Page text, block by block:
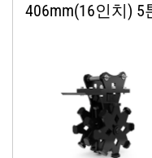
406mm(16인치) 5